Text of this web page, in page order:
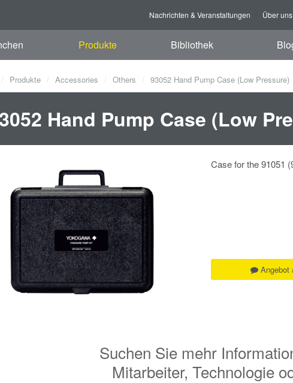
Nachrichten & Veranstaltungen Über uns
Produkte Bibliothek
Produkte Accessories Others 93052 Hand Pump Case (Low Pressure)
Hand Pump Case (Low
Case for the 91051
Angebot
Suchen Sie mehr
Mitarbeiter, Technologie